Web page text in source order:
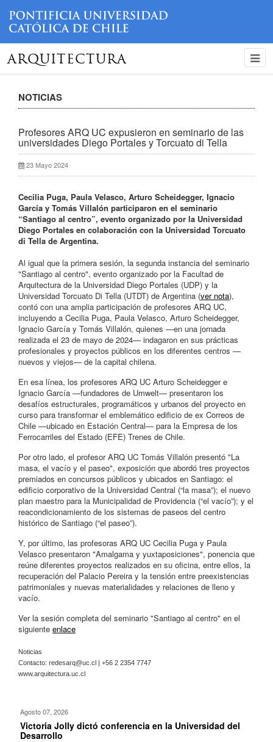
ARQUITECTURA
NOTICIAS
Profesores ARQ UC expusieron en seminario de las
universidades Diego Portales y Torcuato di Tella
23 Mayo 2024
Cecilia Puga, Paula Velasco, Arturo Scheidegger, Ignacio
García y Tomás Villalón participaron en el seminario
“Santiago al centro”, evento organizado por la Universidad
Diego Portales en colaboración con la Universidad Torcuato
di Tella de Argentina.
Al igual que la primera sesión, la segunda instancia del seminario
"Santiago al centro", evento organizado por la Facultad de
Arquitectura de la Universidad Diego Portales (UDP) y la
Universidad Torcuato Di Tella (UTDT) de Argentina (ver nota),
contó con una amplia participación de profesores ARQ UC,
incluyendo a Cecilia Puga, Paula Velasco, Arturo Scheidegger,
Ignacio García y Tomás Villalón, quienes —en una jornada
realizada el 23 de mayo de 2024— indagaron en sus prácticas
profesionales y proyectos públicos en los diferentes centros —
nuevos y viejos— de la capital chilena.
En esa línea, los profesores ARQ UC Arturo Scheidegger e
Ignacio García —fundadores de Umwelt— presentaron los
desafíos estructurales, programáticos y urbanos del proyecto en
curso para transformar el emblemático edificio de ex Correos de
Chile —ubicado en Estación Central— para la Empresa de los
Ferrocarriles del Estado (EFE) Trenes de Chile.
Por otro lado, el profesor ARQ UC Tomás Villalón presentó "La
masa, el vacío y el paseo", exposición que abordó tres proyectos
premiados en concursos públicos y ubicados en Santiago: el
edificio corporativo de la Universidad Central (“la masa”); el nuevo
plan maestro para la Municipalidad de Providencia (“el vacío”); y el
reacondicionamiento de los sistemas de paseos del centro
histórico de Santiago (“el paseo”).
Y, por último, las profesoras ARQ UC Cecilia Puga y Paula
Velasco presentaron "Amalgama y yuxtaposiciones", ponencia que
reúne diferentes proyectos realizados en su oficina, entre ellos, la
recuperación del Palacio Pereira y la tensión entre preexistencias
patrimoniales y nuevas materialidades y relaciones de lleno y
vacío.
Ver la sesión completa del seminario "Santiago al centro" en el
siguiente enlace
Noticias
Contacto: redesarq@uc.cl | +56 2 2354 7747
www.arquitectura.uc.cl
Agosto 07, 2026
Victoria Jolly dictó conferencia en la Universidad del
Desarrollo